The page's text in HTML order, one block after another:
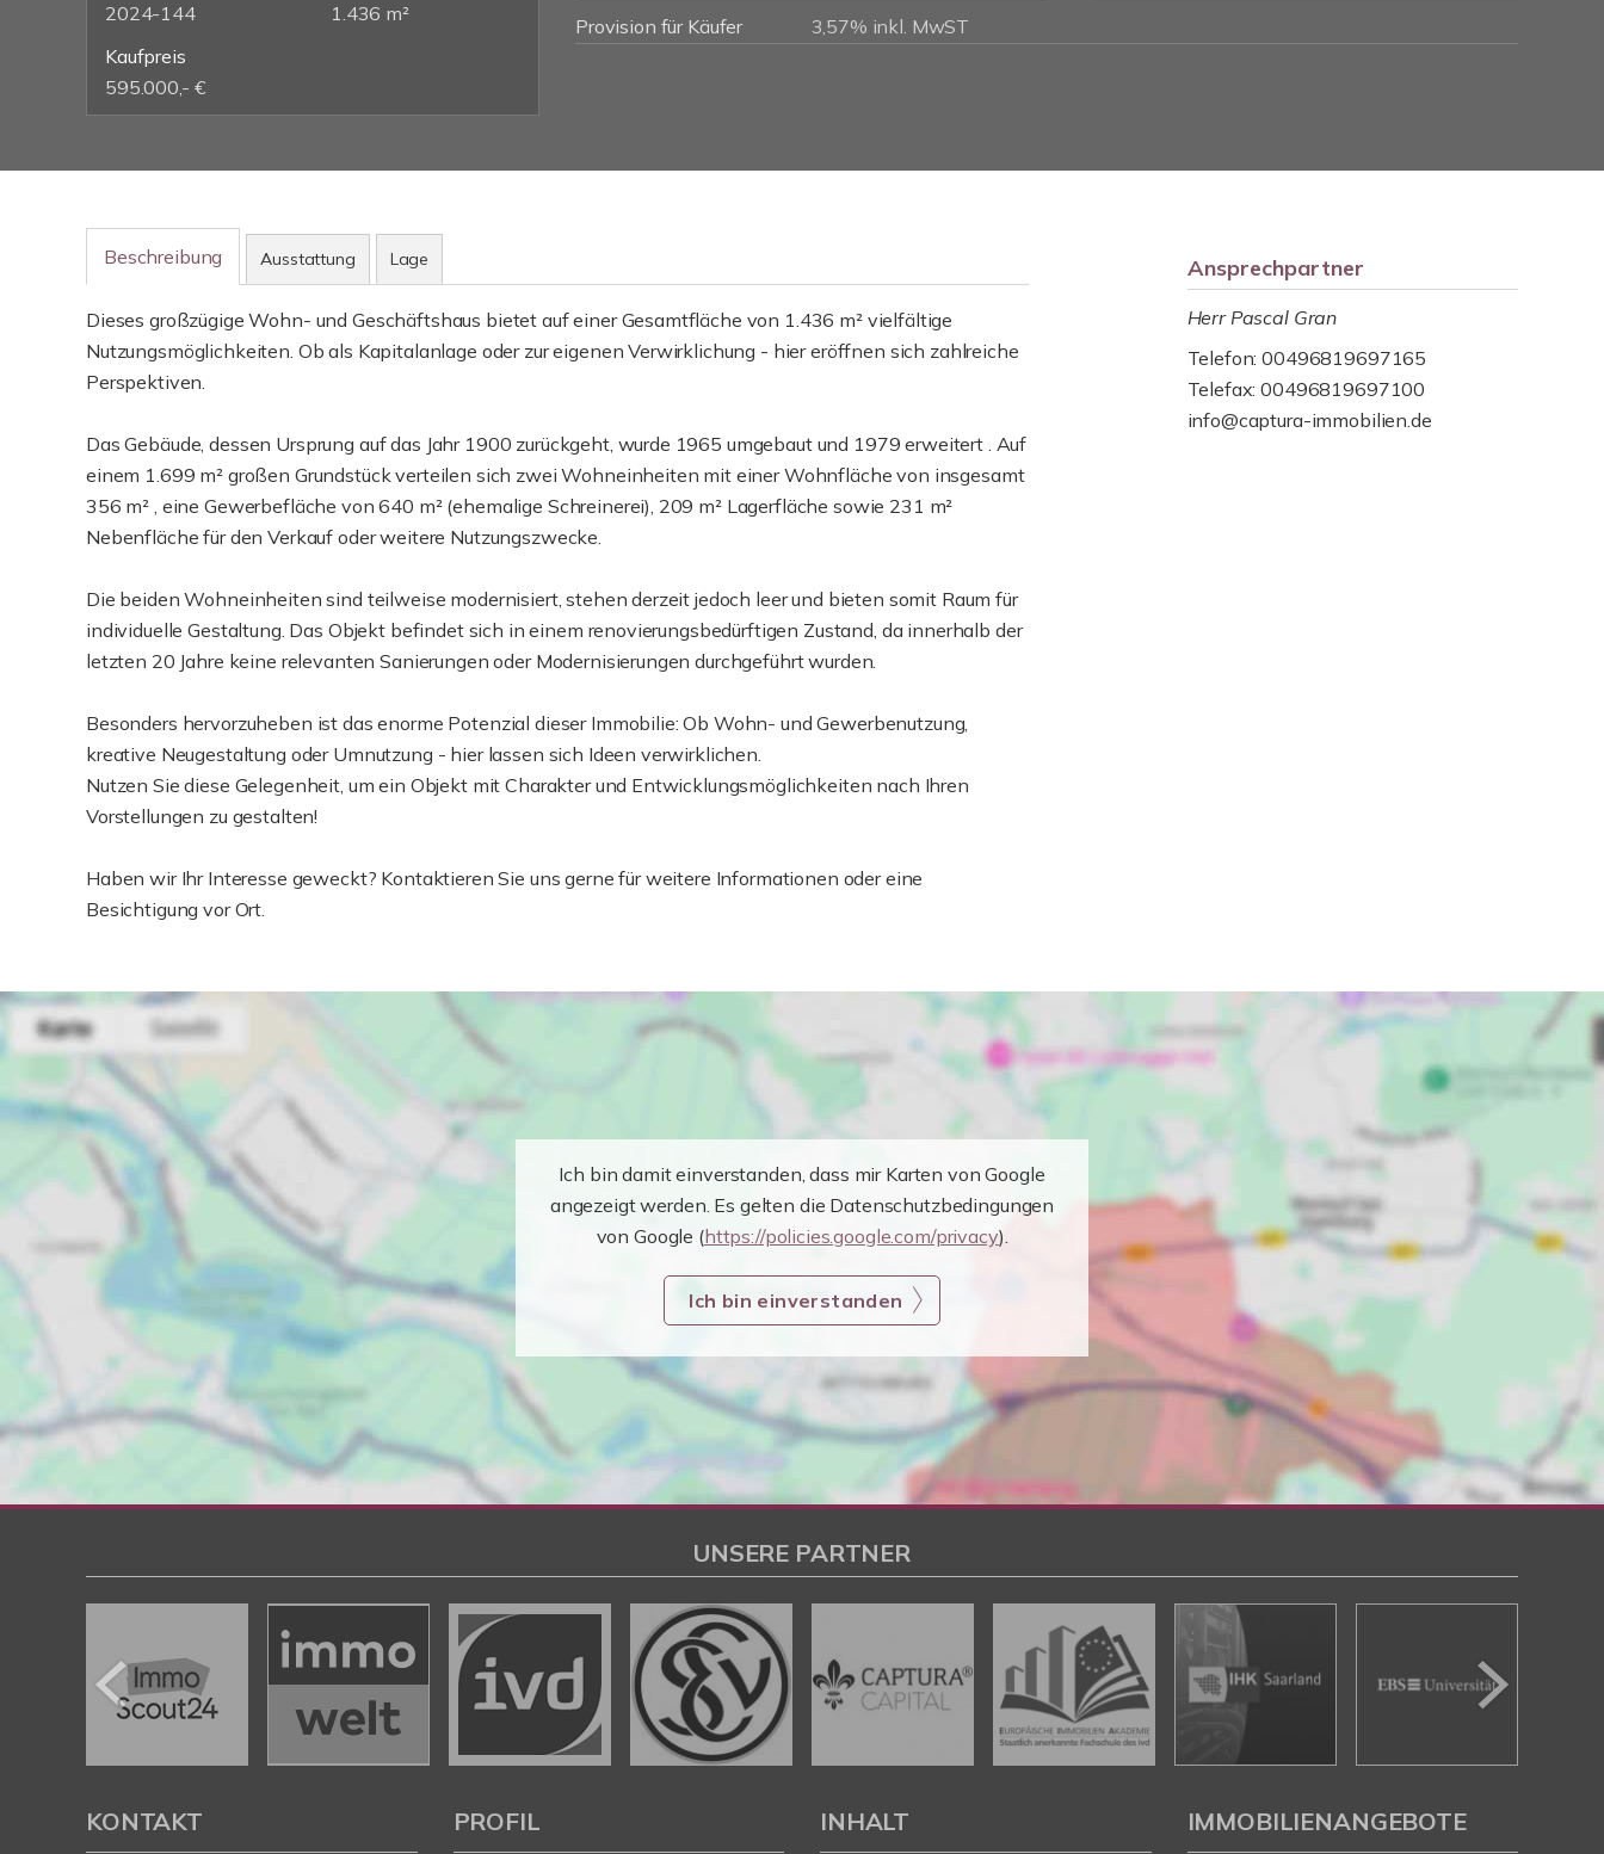
2024-144
1.436 m²
Kaufpreis
595.000,- €
Provision für Käufer
3,57% inkl. MwST
Beschreibung Ausstattung Lage
Dieses großzügige Wohn- und Geschäftshaus bietet auf einer Gesamtfläche von 1.436 m² vielfältige
Nutzungsmöglichkeiten. Ob als Kapitalanlage oder zur eigenen Verwirklichung - hier eröffnen sich zahlreiche
Perspektiven.
Das Gebäude, dessen Ursprung auf das Jahr 1900 zurückgeht, wurde 1965 umgebaut und 1979 erweitert . Auf
einem 1.699 m² großen Grundstück verteilen sich zwei Wohneinheiten mit einer Wohnfläche von insgesamt
356 m² , eine Gewerbefläche von 640 m² (ehemalige Schreinerei), 209 m² Lagerfläche sowie 231 m²
Nebenfläche für den Verkauf oder weitere Nutzungszwecke.
Die beiden Wohneinheiten sind teilweise modernisiert, stehen derzeit jedoch leer und bieten somit Raum für
individuelle Gestaltung. Das Objekt befindet sich in einem renovierungsbedürftigen Zustand, da innerhalb der
letzten 20 Jahre keine relevanten Sanierungen oder Modernisierungen durchgeführt wurden.
Besonders hervorzuheben ist das enorme Potenzial dieser Immobilie: Ob Wohn- und Gewerbenutzung,
kreative Neugestaltung oder Umnutzung - hier lassen sich Ideen verwirklichen.
Nutzen Sie diese Gelegenheit, um ein Objekt mit Charakter und Entwicklungsmöglichkeiten nach Ihren
Vorstellungen zu gestalten!
Haben wir Ihr Interesse geweckt? Kontaktieren Sie uns gerne für weitere Informationen oder eine
Besichtigung vor Ort.
Ansprechpartner
Herr Pascal Gran
Telefon: 00496819697165
Telefax: 00496819697100
info@captura-immobilien.de
Ich bin damit einverstanden, dass mir Karten von Google
angezeigt werden. Es gelten die Datenschutzbedingungen
von Google (https://policies.google.com/privacy).
Ich bin einverstanden
UNSERE PARTNER
KONTAKT PROFIL INHALT IMMOBILIENANGEBOTE